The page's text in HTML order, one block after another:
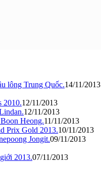
lông Trung Quốc.14/11/2013
2010.12/11/2013
12/11/2013
Heong.11/11/2013
Prix Gold 2013.10/11/2013
Jongit.09/11/2013
2013.07/11/2013